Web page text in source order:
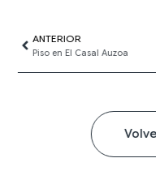
AntANTERIOR
Piso en El Casal Auzoa